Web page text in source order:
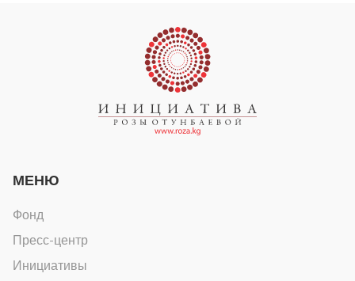
МЕНЮ
Фонд
Пресс-центр
Инициативы